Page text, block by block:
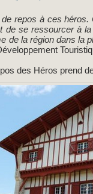
repos à ces héros.
de se ressourcer à
de la région dans la
des Héros prend